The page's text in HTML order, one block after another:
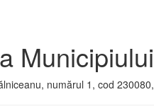
numărul 1, cod